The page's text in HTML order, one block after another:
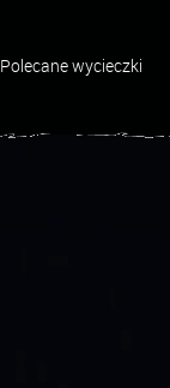
Polecane wycieczki